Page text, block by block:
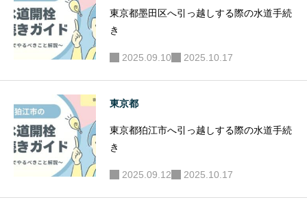
東京都墨田区へ引っ越しする際の水道手続
き
2025.09.10 2025.10.17
東京都
東京都狛江市へ引っ越しする際の水道手続
き
2025.09.12 2025.10.17